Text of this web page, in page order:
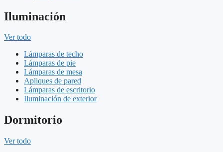
Iluminación
Ver todo
Lámparas de techo
Lámparas de pie
Lámparas de mesa
Apliques de pared
Lámparas de escritorio
Iluminación de exterior
Dormitorio
Ver todo